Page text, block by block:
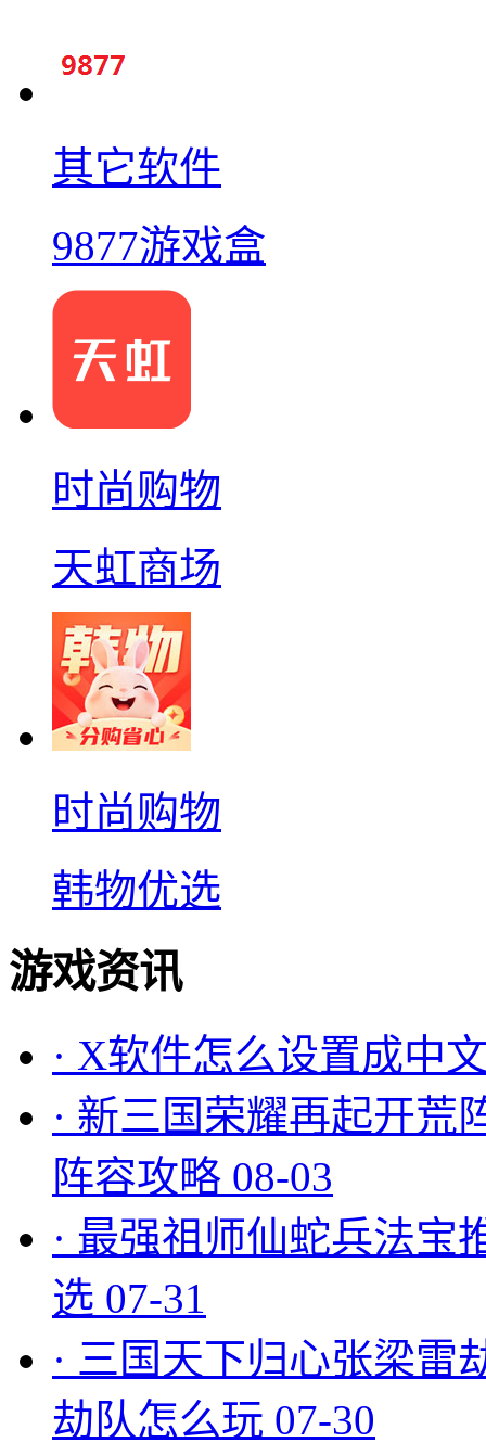
其它软件
9877游戏盒
时尚购物
天虹商场
时尚购物
韩物优选
游戏资讯
· X软件怎么设置成中
· 新三国荣耀再起开荒
阵容攻略 08-03
· 最强祖师仙蛇兵法宝
选 07-31
· 三国天下归心张梁雷
劫队怎么玩 07-30